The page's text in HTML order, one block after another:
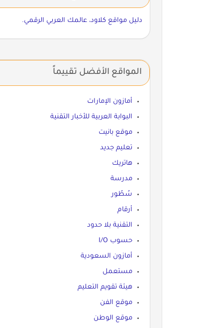
دليل مواقع كلاود، عالمك العربي الرقمي.
المواقع الأفضل تقييماً
أمازون الإمارات
البوابة العربية للأخبار التقنية
موقع بانيت
تعليم جديد
هاتريك
مدرسة
سُطُور
أرقام
التقنية بلا حدود
حسوب I/O
أمازون السعودية
مستعمل
هيئة تقويم التعليم
موقع الفن
موقع الوطن